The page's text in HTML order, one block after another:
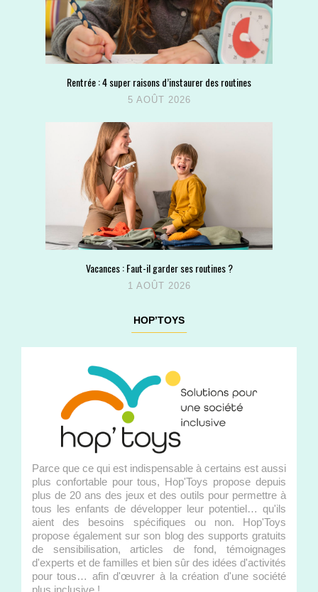
Rentrée : 4 super raisons d’instaurer des routines
5 AOÛT 2026
Vacances : Faut-il garder ses routines ?
1 AOÛT 2026
HOP’TOYS
Parce que ce qui est indispensable à certains est aussi
plus confortable pour tous, Hop'Toys propose depuis
plus de 20 ans des jeux et des outils pour permettre à
tous les enfants de développer leur potentiel… qu'ils
aient des besoins spécifiques ou non. Hop'Toys
propose également sur son blog des supports gratuits
de sensibilisation, articles de fond, témoignages
d'experts et de familles et bien sûr des idées d'activités
pour tous… afin d'œuvrer à la création d'une société
plus inclusive !